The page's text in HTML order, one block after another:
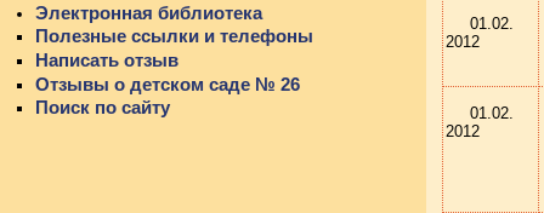
Электронная библиотека
Полезные ссылки и телефоны
Написать отзыв
Отзывы о детском саде № 26
Поиск по сайту
01.02.
2012
01.02.
2012